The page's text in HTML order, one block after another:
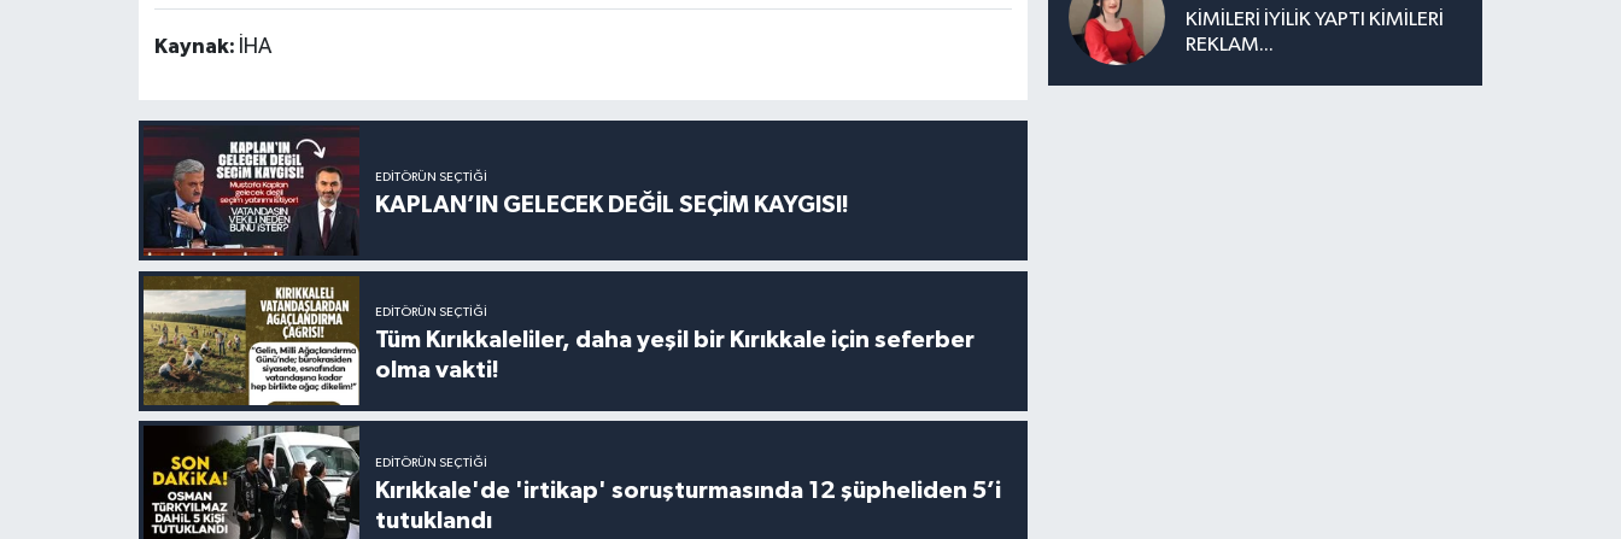
Kaynak: İHA
EDITÖRÜN SEÇTIĞI
KAPLAN’IN GELECEK DEĞİL SEÇİM KAYGISI!
EDITÖRÜN SEÇTIĞI
Tüm Kırıkkaleliler, daha yeşil bir Kırıkkale için seferber
olma vakti!
EDITÖRÜN SEÇTIĞI
Kırıkkale'de 'irtikap' soruşturmasında 12 şüpheliden 5’i
tutuklandı
KİMİLERİ İYİLİK YAPTI KİMİLERİ
REKLAM...